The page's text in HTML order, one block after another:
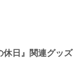
休日』関連グッズ